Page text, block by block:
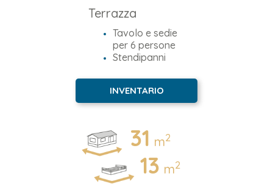
Terrazza
Tavolo e sedie
per 6 persone
Stendipanni
INVENTARIO
31 m2
13 m2